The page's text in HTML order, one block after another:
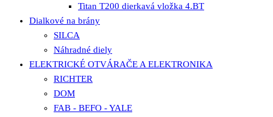
Titan T200 dierkavá vložka 4.BT
Dialkové na brány
SILCA
Náhradné diely
ELEKTRICKÉ OTVÁRAČE A ELEKTRONIKA
RICHTER
DOM
FAB - BEFO - YALE